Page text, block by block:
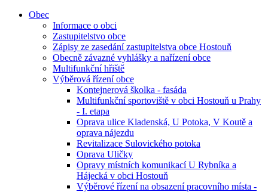
Obec
Informace o obci
Zastupitelstvo obce
Zápisy ze zasedání zastupitelstva obce Hostouň
Obecně závazné vyhlášky a nařízení obce
Multifunkční hřiště
Výběrová řízení obce
Kontejnerová školka - fasáda
Multifunkční sportoviště v obci Hostouň u Prahy
- I. etapa
Oprava ulice Kladenská, U Potoka, V Koutě a
oprava nájezdu
Revitalizace Sulovického potoka
Oprava Uličky
Opravy místních komunikací U Rybníka a
Hájecká v obci Hostouň
Výběrové řízení na obsazení pracovního místa -